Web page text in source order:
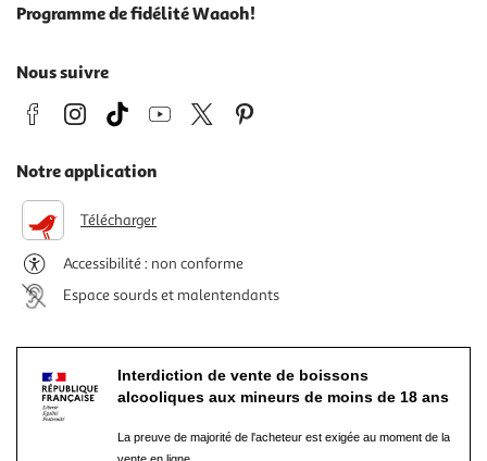
Programme de fidélité Waaoh!
Nous suivre
Notre application
Télécharger
Accessibilité : non conforme
Espace sourds et malentendants
Interdiction de vente de boissons
alcooliques aux mineurs de moins de 18 ans
La preuve de majorité de l'acheteur est exigée au moment de la